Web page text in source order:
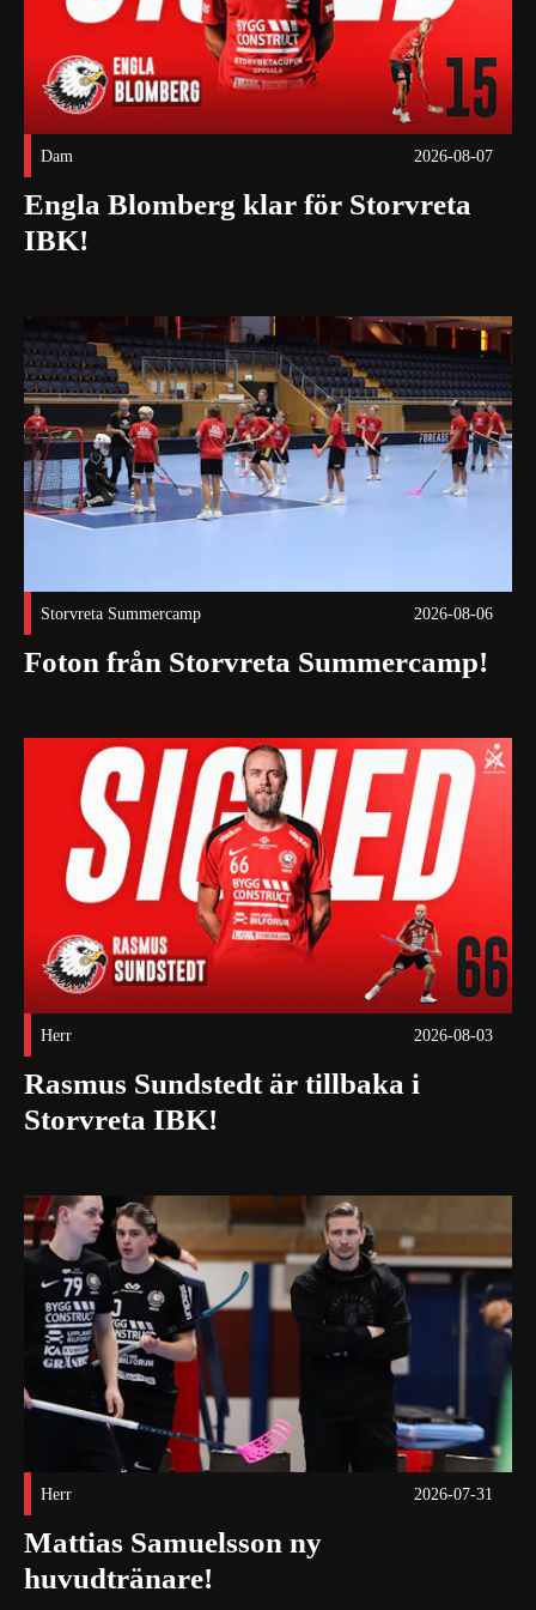
Dam 2026-08-07
Engla Blomberg klar för Storvreta
IBK!
Foton från Storvreta Summercamp! Publicerad 2026-08-06
Storvreta Summercamp 2026-08-06
Foton från Storvreta Summercamp!
Rasmus Sundstedt är tillbaka i Storvreta IBK! Publicerad
Herr 2026-08-03
Rasmus Sundstedt är tillbaka i
Storvreta IBK!
Mattias Samuelsson ny huvudtränare! Publicerad 2026-07-
Herr 2026-07-31
Mattias Samuelsson ny
huvudtränare!